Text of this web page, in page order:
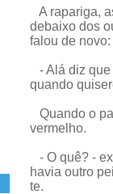
A rapariga,
debaixo dos
falou de novo:
- Alá diz que
quando
Quando o
vermelho.
- O quê? -
havia outro
te.